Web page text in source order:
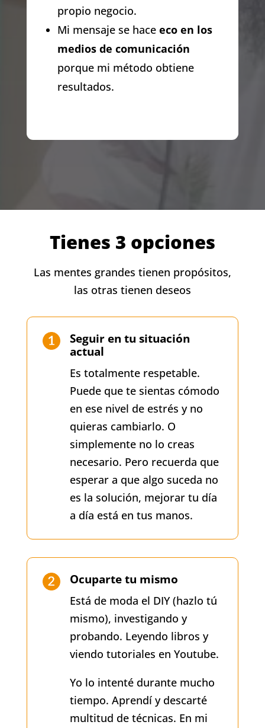
propio negocio.
Mi mensaje se hace eco en los
medios de comunicación
porque mi método obtiene
resultados.
Tienes 3 opciones
Las mentes grandes tienen propósitos,
las otras tienen deseos
Seguir en tu situación
actual
Es totalmente respetable.
Puede que te sientas cómodo
en ese nivel de estrés y no
quieras cambiarlo. O
simplemente no lo creas
necesario. Pero recuerda que
esperar a que algo suceda no
es la solución, mejorar tu día
a día está en tus manos.
Ocuparte tu mismo
Está de moda el DIY (hazlo tú
mismo), investigando y
probando. Leyendo libros y
viendo tutoriales en Youtube.
Yo lo intenté durante mucho
tiempo. Aprendí y descarté
multitud de técnicas. En mi